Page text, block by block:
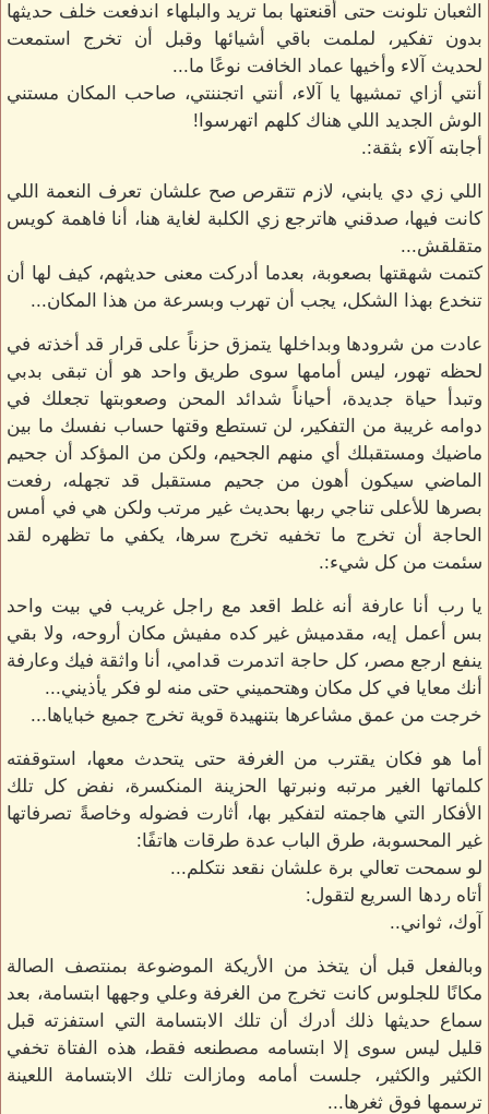
الثعبان تلونت حتى أقنعتها بما تريد والبلهاء اندفعت خلف حديثها
بدون تفكير، لملمت باقي أشيائها وقبل أن تخرج استمعت
لحديث آلاء وأخيها عماد الخافت نوعًا ما...
أنتي أزاي تمشيها يا آلاء، أنتي اتجننتي، صاحب المكان مستني
الوش الجديد اللي هناك كلهم اتهرسوا!
أجابته آلاء بثقة:.
اللي زي دي يابني، لازم تتقرص صح علشان تعرف النعمة اللي
كانت فيها، صدقني هاترجع زي الكلبة لغاية هنا، أنا فاهمة كويس
متقلقش...
كتمت شهقتها بصعوبة، بعدما أدركت معنى حديثهم، كيف لها أن
تنخدع بهذا الشكل، يجب أن تهرب وبسرعة من هذا المكان...
عادت من شرودها وبداخلها يتمزق حزناً على قرار قد أخذته في
لحظه تهور، ليس أمامها سوى طريق واحد هو أن تبقى بدبي
وتبدأ حياة جديدة، أحياناً شدائد المحن وصعوبتها تجعلك في
دوامه غريبة من التفكير، لن تستطع وقتها حساب نفسك ما بين
ماضيك ومستقبلك أي منهم الجحيم، ولكن من المؤكد أن جحيم
الماضي سيكون أهون من جحيم مستقبل قد تجهله، رفعت
بصرها للأعلى تناجي ربها بحديث غير مرتب ولكن هي في أمس
الحاجة أن تخرج ما تخفيه تخرج سرها، يكفي ما تظهره لقد
سئمت من كل شيء:.
يا رب أنا عارفة أنه غلط اقعد مع راجل غريب في بيت واحد
بس أعمل إيه، مقدميش غير كده مفيش مكان أروحه، ولا بقي
ينفع ارجع مصر، كل حاجة اتدمرت قدامي، أنا واثقة فيك وعارفة
أنك معايا في كل مكان وهتحميني حتى منه لو فكر يأذيني...
خرجت من عمق مشاعرها بتنهيدة قوية تخرج جميع خباياها...
أما هو فكان يقترب من الغرفة حتى يتحدث معها، استوقفته
كلماتها الغير مرتبه ونبرتها الحزينة المنكسرة، نفض كل تلك
الأفكار التي هاجمته لتفكير بها، أثارت فضوله وخاصةً تصرفاتها
غير المحسوبة، طرق الباب عدة طرقات هاتفًا:
لو سمحت تعالي برة علشان نقعد نتكلم...
أتاه ردها السريع لتقول:
آوك، ثواني..
وبالفعل قبل أن يتخذ من الأريكة الموضوعة بمنتصف الصالة
مكانًا للجلوس كانت تخرج من الغرفة وعلي وجهها ابتسامة، بعد
سماع حديثها ذلك أدرك أن تلك الابتسامة التي استفزته قبل
قليل ليس سوى إلا ابتسامه مصطنعه فقط، هذه الفتاة تخفي
الكثير والكثير، جلست أمامه ومازالت تلك الابتسامة اللعينة
ترسمها فوق ثغرها...